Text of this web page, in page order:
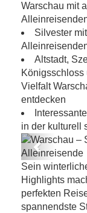
Warschau mit
Silvester
Altstadt,
Königsschloss
Vielfalt
entdecken
in der kulturell
für Singles und
Previous
Sein
Highlights
perfekten
spannendste